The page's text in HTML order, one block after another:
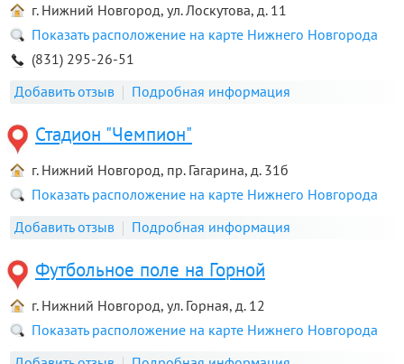
г. Нижний Новгород, ул. Лоскутова, д. 11
Показать расположение на карте Нижнего Новгорода
(831) 295-26-51
Добавить отзыв
Подробная информация
Стадион "Чемпион"
г. Нижний Новгород, пр. Гагарина, д. 31б
Показать расположение на карте Нижнего Новгорода
Добавить отзыв
Подробная информация
Футбольное поле на Горной
г. Нижний Новгород, ул. Горная, д. 12
Показать расположение на карте Нижнего Новгорода